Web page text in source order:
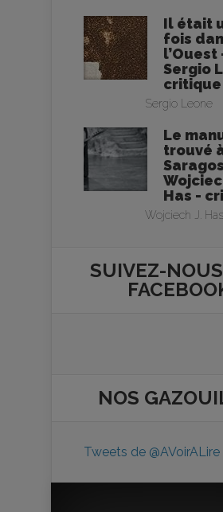
Il était
fois
l’Ouest
Sergio
critique
Sergio Leone
Le
trouvé
Has -
Wojciech J. Has
SUIVEZ-
NOS
Tweets de @AVoirALire